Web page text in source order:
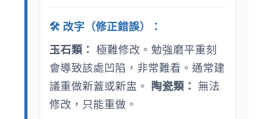
🛠️ 改字（修正錯誤）：
玉石類： 極難修改。勉強磨平重刻
會導致該處凹陷，非常難看。通常建
議重做新蓋或新盅。 陶瓷類： 無法
修改，只能重做。